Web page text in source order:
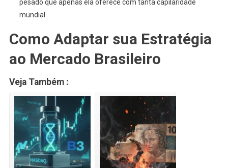
pesado que apenas ela oferece com tanta capilaridade
mundial.
Como Adaptar sua Estratégia
ao Mercado Brasileiro
Veja Também :